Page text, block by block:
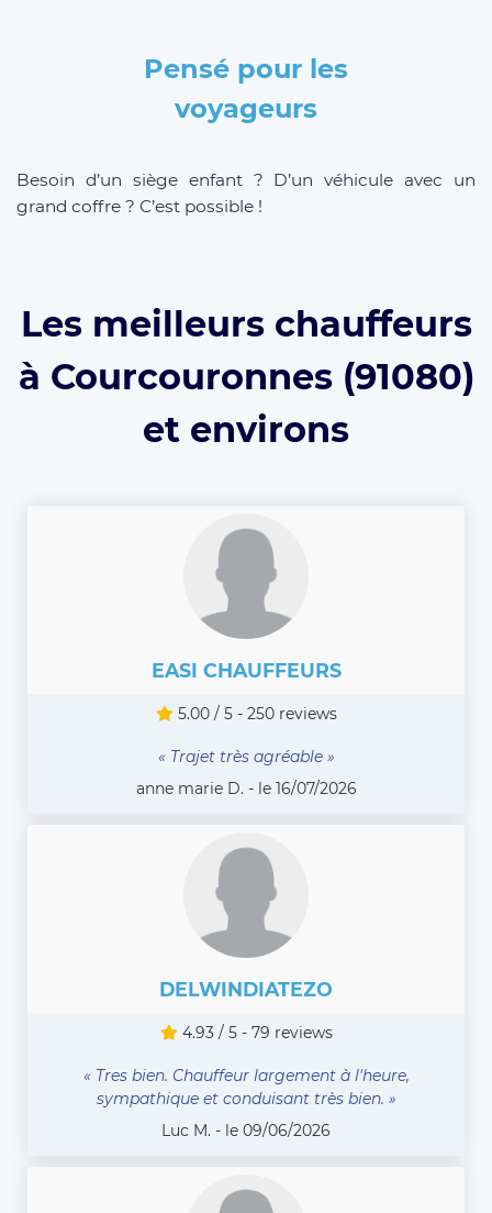
Pensé pour les
voyageurs
Besoin d’un siège enfant ? D’un véhicule avec un
grand coffre ? C’est possible !
Les meilleurs chauffeurs
à Courcouronnes (91080)
et environs
EASI CHAUFFEURS
5.00 / 5 - 250 reviews
« Trajet très agréable »
anne marie D. - le 16/07/2026
DELWINDIATEZO
4.93 / 5 - 79 reviews
« Tres bien. Chauffeur largement à l'heure,
sympathique et conduisant très bien. »
Luc M. - le 09/06/2026